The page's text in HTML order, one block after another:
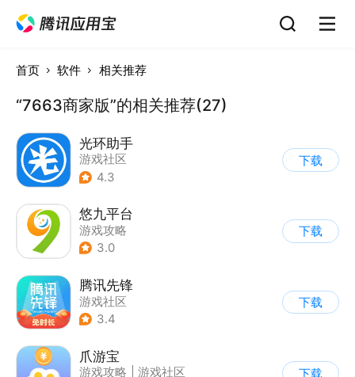
首页 软件 相关推荐
“7663商家版”的相关推荐(27)
光环助手
游戏社区
4.3
下载
悠九平台
游戏攻略
3.0
下载
腾讯先锋
游戏社区
3.4
下载
爪游宝
游戏攻略
游戏社区
下载